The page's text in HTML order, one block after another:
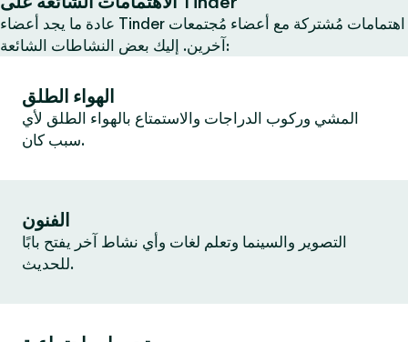
عادة ما يجد أعضاء Tinder اهتمامات مُشتركة مع أعضاء مُجتمعات
آخرين. إليك بعض النشاطات الشائعة:
الهواء الطلق
المشي وركوب الدراجات والاستمتاع بالهواء الطلق لأي
سبب كان.
الفنون
التصوير والسينما وتعلم لغات وأي نشاط آخر يفتح بابًا
للحديث.